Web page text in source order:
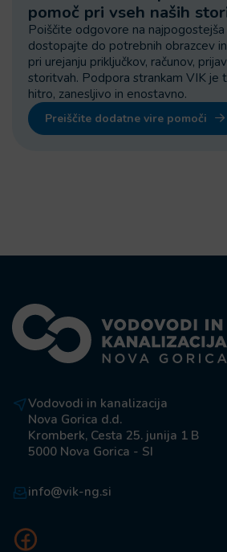
pomoč pri vseh naših
Poiščite odgovore na najpogostejša
dostopajte do potrebnih obrazcev
pri urejanju priključkov, računov,
storitvah. Podpora strankam VIK je
hitro, zanesljivo in enostavno.
Preiščite dodatne vire pomoči
Vodovodi in kanalizacija
Nova Gorica d.d.
Kromberk, Cesta 25. junija 1 B
5000 Nova Gorica - SI
info@vik-ng.si